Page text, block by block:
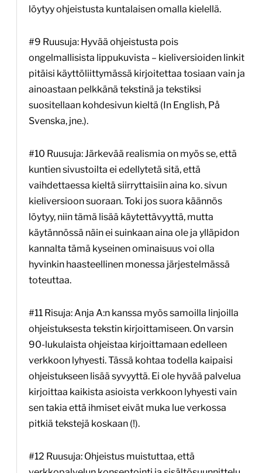
löytyy ohjeistusta kuntalaisen omalla kielellä.
#9 Ruusuja: Hyvää ohjeistusta pois
ongelmallisista lippukuvista – kieliversioiden linkit
pitäisi käyttöliittymässä kirjoitettaa tosiaan vain ja
ainoastaan pelkkänä tekstinä ja tekstiksi
suositellaan kohdesivun kieltä (In English, På
Svenska, jne.).
#10 Ruusuja: Järkevää realismia on myös se, että
kuntien sivustoilta ei edellytetä sitä, että
vaihdettaessa kieltä siirryttaisiin aina ko. sivun
kieliversioon suoraan. Toki jos suora käännös
löytyy, niin tämä lisää käytettävyyttä, mutta
käytännössä näin ei suinkaan aina ole ja ylläpidon
kannalta tämä kyseinen ominaisuus voi olla
hyvinkin haasteellinen monessa järjestelmässä
toteuttaa.
#11 Risuja: Anja A:n kanssa myös samoilla linjoilla
ohjeistuksesta tekstin kirjoittamiseen. On varsin
90-lukulaista ohjeistaa kirjoittamaan edelleen
verkkoon lyhyesti. Tässä kohtaa todella kaipaisi
ohjeistukseen lisää syvyyttä. Ei ole hyvää palvelua
kirjoittaa kaikista asioista verkkoon lyhyesti vain
sen takia että ihmiset eivät muka lue verkossa
pitkiä tekstejä koskaan (!).
#12 Ruusuja: Ohjeistus muistuttaa, että